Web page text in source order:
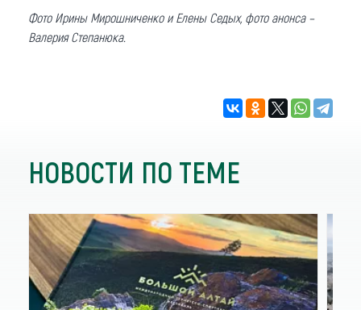
Фото Ирины Мирошниченко и Елены Седых, фото анонса –
Валерия Степанюка.
НОВОСТИ ПО ТЕМЕ